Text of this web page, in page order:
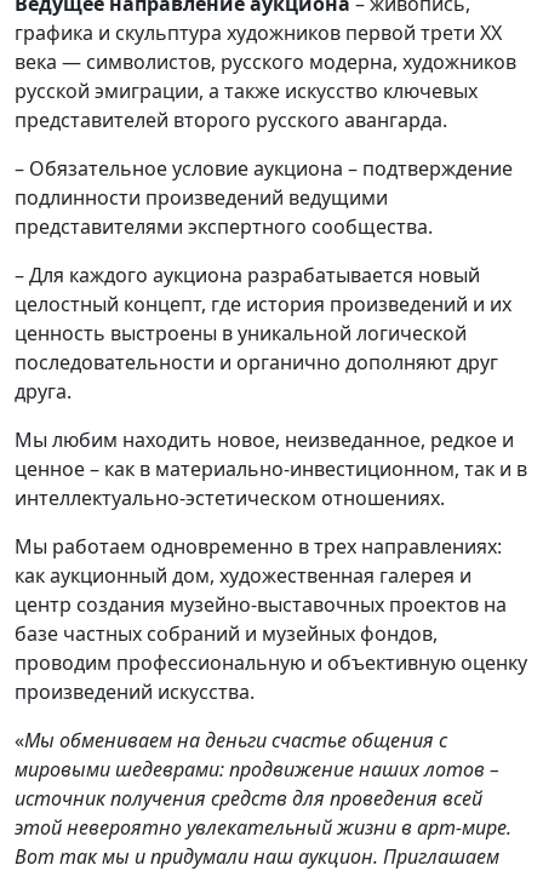
графика и скульптура художников первой трети XX
века — символистов, русского модерна, художников
русской эмиграции, а также искусство ключевых
представителей второго русского авангарда.
– Обязательное условие аукциона – подтверждение
подлинности произведений ведущими
представителями экспертного сообщества.
– Для каждого аукциона разрабатывается новый
целостный концепт, где история произведений и их
ценность выстроены в уникальной логической
последовательности и органично дополняют друг
друга.
Мы любим находить новое, неизведанное, редкое и
ценное – как в материально-инвестиционном, так и в
интеллектуально-эстетическом отношениях.
Мы работаем одновременно в трех направлениях:
как аукционный дом, художественная галерея и
центр создания музейно-выставочных проектов на
базе частных собраний и музейных фондов,
проводим профессиональную и объективную оценку
произведений искусства.
«Мы обмениваем на деньги счастье общения с
мировыми шедеврами: продвижение наших лотов –
источник получения средств для проведения всей
этой невероятно увлекательный жизни в арт-мире.
Вот так мы и придумали наш аукцион. Приглашаем